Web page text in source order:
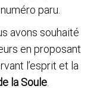
paru.
avons souhaité
en proposant
l’esprit et la
la Soule